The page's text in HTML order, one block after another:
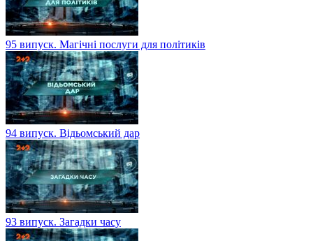
95 випуск. Магічні послуги для політиків
94 випуск. Відьомський дар
93 випуск. Загадки часу